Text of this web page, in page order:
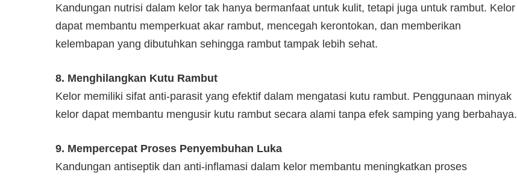
Kandungan nutrisi dalam kelor tak hanya bermanfaat untuk kulit, tetapi juga untuk rambut. Kelor
dapat membantu memperkuat akar rambut, mencegah kerontokan, dan memberikan
kelembapan yang dibutuhkan sehingga rambut tampak lebih sehat.
8. Menghilangkan Kutu Rambut
Kelor memiliki sifat anti-parasit yang efektif dalam mengatasi kutu rambut. Penggunaan minyak
kelor dapat membantu mengusir kutu rambut secara alami tanpa efek samping yang berbahaya.
9. Mempercepat Proses Penyembuhan Luka
Kandungan antiseptik dan anti-inflamasi dalam kelor membantu meningkatkan proses